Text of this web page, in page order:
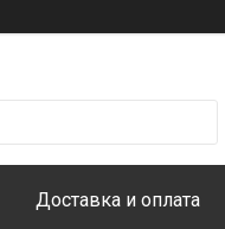
Доставка и оплата